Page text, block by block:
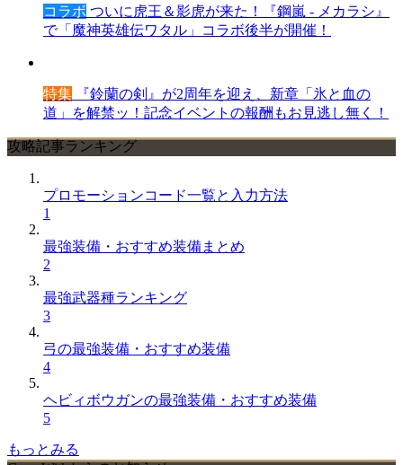
コラボ ついに虎王＆影虎が来た！『鋼嵐 - メカラシ』
で「魔神英雄伝ワタル」コラボ後半が開催！
特集 『鈴蘭の剣』が2周年を迎え、新章「氷と血の
道」を解禁ッ！記念イベントの報酬もお見逃し無く！
攻略記事ランキング
プロモーションコード一覧と入力方法
1
最強装備・おすすめ装備まとめ
2
最強武器種ランキング
3
弓の最強装備・おすすめ装備
4
ヘビィボウガンの最強装備・おすすめ装備
5
もっとみる